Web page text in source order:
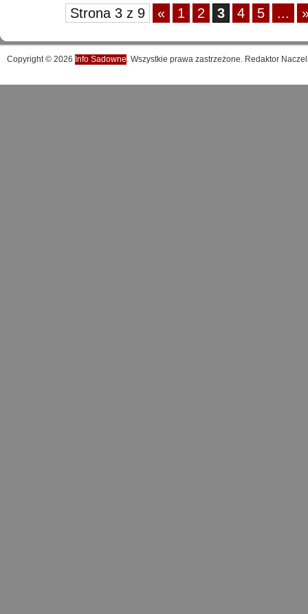
Strona 3 z 9 « 1 2 3 4 5 ...
Copyright © 2026 Info Sadowne. Wszystkie prawa zastrzeżone. Redaktor